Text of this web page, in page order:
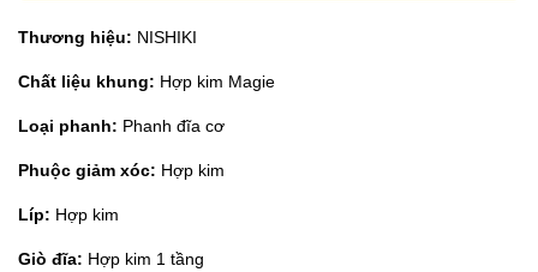
Thương hiệu: NISHIKI
Chất liệu khung: Hợp kim Magie
Loại phanh: Phanh đĩa cơ
Phuộc giảm xóc: Hợp kim
Líp: Hợp kim
Giò đĩa: Hợp kim 1 tầng